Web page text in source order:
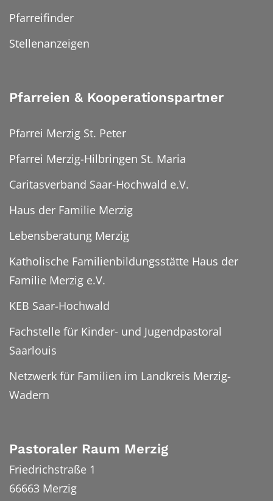
Pfarreifinder
Stellenanzeigen
Pfarreien & Kooperationspartner
Pfarrei Merzig St. Peter
Pfarrei Merzig-Hilbringen St. Maria
Caritasverband Saar-Hochwald e.V.
Haus der Familie Merzig
Lebensberatung Merzig
Katholische Familienbildungsstätte Haus der
Familie Merzig e.V.
KEB Saar-Hochwald
Fachstelle für Kinder- und Jugendpastoral
Saarlouis
Netzwerk für Familien im Landkreis Merzig-
Wadern
Pastoraler Raum Merzig
Friedrichstraße 1
66663 Merzig